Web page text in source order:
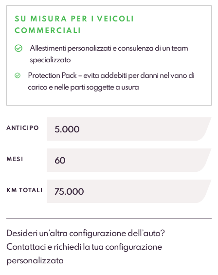
SU MISURA PER I VEICOLI
COMMERCIALI
Allestimenti personalizzati e consulenza di un team
specializzato
Protection Pack – evita addebiti per danni nel vano di
carico e nelle parti soggette a usura
ANTICIPO 5.000
MESI 60
KM TOTALI 75.000
Desideri un’altra configurazione dell’auto?
Contattaci e richiedi la tua configurazione
personalizzata